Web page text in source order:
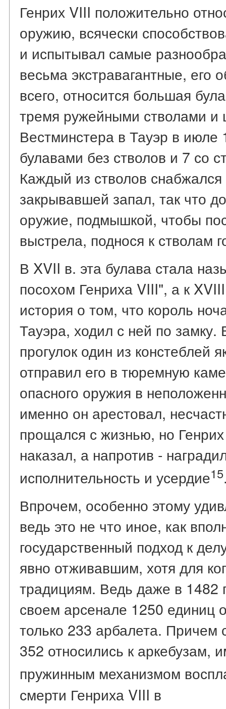
Генрих VIII положительно
оружию, всячески
и испытывал самые
весьма экстравагантные,
всего, относится большая
тремя ружейными стволами и
Вестминстера в Тауэр в июле
булавами без стволов и 7 со
Каждый из стволов
закрывавшей запал, так что
оружие, подмышкой, чтобы
выстрела, поднося к стволам
В XVII в. эта булава стала
посохом Генриха VIII", а к
история о том, что король
Тауэра, ходил с ней по замку.
прогулок один из констеблей
отправил его в тюремную
опасного оружия в
именно он арестовал,
прощался с жизнью, но
наказал, а напротив -
исполнительность и усердие15
Впрочем, особенно этому
ведь это не что иное, как
государственный подход к
явно отживавшим, хотя для
традициям. Ведь даже в
своем арсенале 1250 единиц
только 233 арбалета. Причем
352 относились к аркебузам,
пружинным механизмом
смерти Генриха VIII в